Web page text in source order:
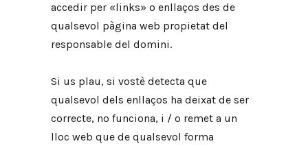
accedir per «links» o enllaços des de
qualsevol pàgina web propietat del
responsable del domini.
Si us plau, si vostè detecta que
qualsevol dels enllaços ha deixat de ser
correcte, no funciona, i / o remet a un
lloc web que de qualsevol forma